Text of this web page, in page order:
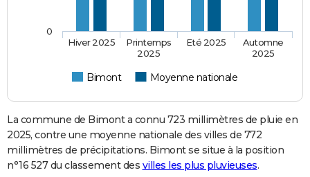
Bimont Moyenne nationale
Hiver 2025
Printemps
2025
Eté 2025
Automne
2025
0
La commune de Bimont a connu 723 millimètres de pluie en
2025, contre une moyenne nationale des villes de 772
millimètres de précipitations. Bimont se situe à la position
n°16 527 du classement des villes les plus pluvieuses.